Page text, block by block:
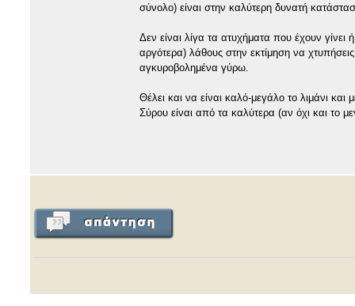
σύνολο) είναι στην καλύτερη δυνατή
Δεν είναι λίγα τα ατυχήματα που έχουν
αργότερα) λάθους στην εκτίμηση να
αγκυροβολημένα γύρω.
Θέλει και να είναι καλό-μεγάλο το λιμάνι
Σύρου είναι από τα καλύτερα (αν όχι και το